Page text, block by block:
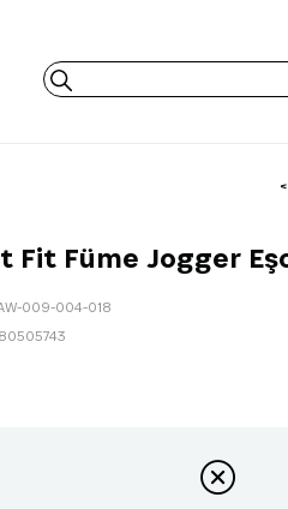
Fit Füme Jogger
009-004-018